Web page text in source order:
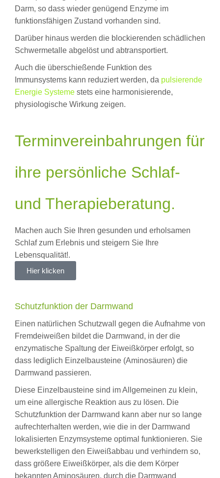
Darm, so dass wieder genügend Enzyme im
funktionsfähigen Zustand vorhanden sind.
Darüber hinaus werden die blockierenden schädlichen
Schwermetalle abgelöst und abtransportiert.
Auch die überschießende Funktion des
Immunsystems kann reduziert werden, da pulsierende
Energie Systeme stets eine harmonisierende,
physiologische Wirkung zeigen.
Terminvereinbahrungen für
ihre persönliche Schlaf-
und Therapieberatung.
Machen auch Sie Ihren gesunden und erholsamen
Schlaf zum Erlebnis und steigern Sie Ihre
Lebensqualität!.
Hier klicken
Schutzfunktion der Darmwand
Einen natürlichen Schutzwall gegen die Aufnahme von
Fremdeiweißen bildet die Darmwand, in der die
enzymatische Spaltung der Eiweißkörper erfolgt, so
dass lediglich Einzelbausteine (Aminosäuren) die
Darmwand passieren.
Diese Einzelbausteine sind im Allgemeinen zu klein,
um eine allergische Reaktion aus zu lösen. Die
Schutzfunktion der Darmwand kann aber nur so lange
aufrechterhalten werden, wie die in der Darmwand
lokalisierten Enzymsysteme optimal funktionieren. Sie
bewerkstelligen den Eiweißabbau und verhindern so,
dass größere Eiweißkörper, als die dem Körper
bekannten Aminosäuren, durch die Darmwand